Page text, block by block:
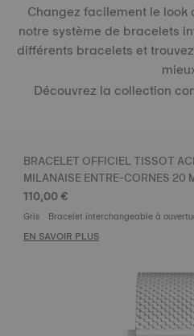
Changez facilement le
notre système de bracelets
différents bracelets et
Découvrez la collection
BRACELET OFFICIEL TISSOT
MILANAISE ENTRE-CORNES 20
110,00 €
Gris Bracelet interchangeable à
EN SAVOIR PLUS